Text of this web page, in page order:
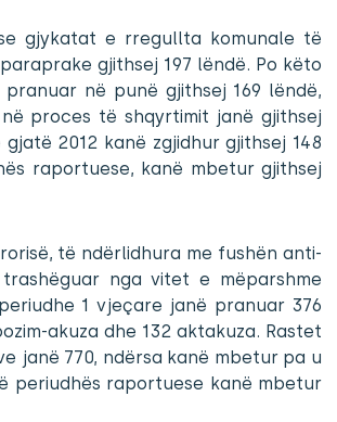
gjykatat e rregullta komunale të
gjithsej 197 lëndë. Po këto
në punë gjithsej 169 lëndë,
proces të shqyrtimit janë gjithsej
2012 kanë zgjidhur gjithsej 148
raportuese, kanë mbetur gjithsej
të ndërlidhura me fushën anti-
nga vitet e mëparshme
1 vjeçare janë pranuar 376
akuza dhe 132 aktakuza. Rastet
janë 770, ndërsa kanë mbetur pa u
periudhës raportuese kanë mbetur